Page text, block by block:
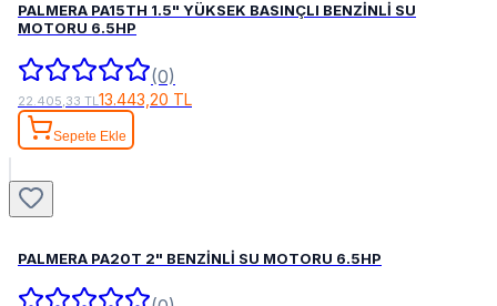
PALMERA PA15TH 1.5" YÜKSEK BASINÇLI BENZİNLİ SU
MOTORU 6.5HP
(0)
22.405,33 TL 13.443,20 TL
Sepete Ekle
PALMERA PA20T 2" BENZİNLİ SU MOTORU 6.5HP